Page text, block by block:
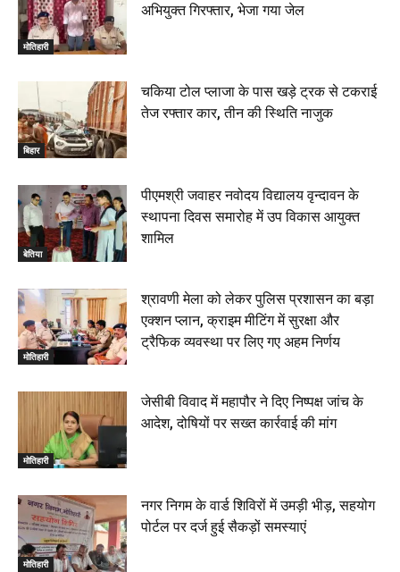
रक्सौल : सुरक्षा जॉंच को सोना-चांदी दुकानों का एसडीपीओ और
थानाध्यक्ष ने किया निरीक्षण, 19 June 2026
00:58
बेतिया में सगे भाई ने मां के साथ मिलकर की भाई की हत्या, शव
जलाया, दोनों गिरफ्तार, 14 June 2026
00:12
मोतिहारी। NDA सरकार, 12 साल विश्वास के, मीडिया संवाद में
सांसद रधामोहन सिंह, 13 June 2026
02:19
मोतिहारी
अभियुक्त गिरफ्तार, भेजा गया जेल
बिहार
चकिया टोल प्लाजा के पास खड़े ट्रक से टकराई
तेज रफ्तार कार, तीन की स्थिति नाजुक
बेतिया
पीएमश्री जवाहर नवोदय विद्यालय वृन्दावन के
स्थापना दिवस समारोह में उप विकास आयुक्त
शामिल
मोतिहारी
श्रावणी मेला को लेकर पुलिस प्रशासन का बड़ा
एक्शन प्लान, क्राइम मीटिंग में सुरक्षा और
ट्रैफिक व्यवस्था पर लिए गए अहम निर्णय
मोतिहारी
जेसीबी विवाद में महापौर ने दिए निष्पक्ष जांच के
आदेश, दोषियों पर सख्त कार्रवाई की मांग
मोतिहारी
नगर निगम के वार्ड शिविरों में उमड़ी भीड़, सहयोग
पोर्टल पर दर्ज हुई सैकड़ों समस्याएं